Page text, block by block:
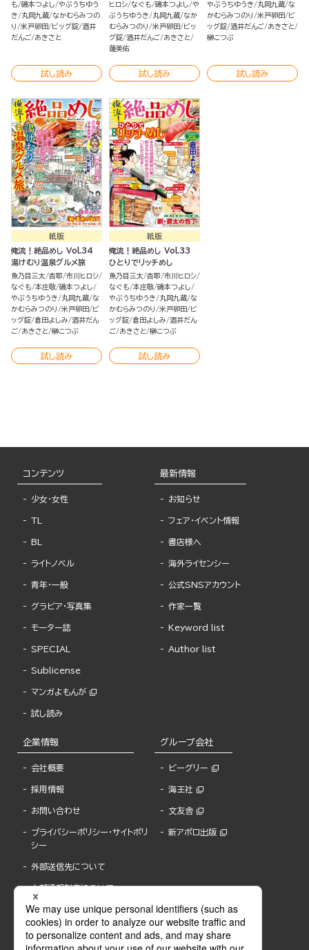
も 磯本つよし やぶうちゆう
き
丸岡九蔵 なかむらみつの
り
米戸卵田 ビッグ錠 酒井
だんご あきさと
試し読み
ヒロシ なぐも 磯本つよし や
ぶうちゆうき
丸岡九蔵 なか
むらみつのり
米戸卵田
ビッ
グ錠 酒井だんご あきさと
薩美佑
試し読み
やぶうちゆうき
丸岡九蔵 な
かむらみつのり
米戸卵田
ビ
ッグ錠 酒井だんご あきさと
榊こつぶ
試し読み
紙版
俺流！絶品めし Vol.34
湯けむり温泉グルメ旅
魚乃目三太 杏耶 市川ヒロシ
なぐも 本庄敬 磯本つよし
やぶうちゆうき
丸岡九蔵 な
かむらみつのり
米戸卵田
ビ
ッグ錠 倉田よしみ 酒井だん
ご あきさと 榊こつぶ
試し読み
紙版
俺流！絶品めし Vol.33
ひとりでリッチめし
魚乃目三太 杏耶 市川ヒロシ
なぐも 本庄敬 磯本つよし
やぶうちゆうき
丸岡九蔵 な
かむらみつのり
米戸卵田
ビ
ッグ錠 倉田よしみ 酒井だん
ご あきさと 榊こつぶ
試し読み
コンテンツ
少女・女性
TL
BL
ライトノベル
青年・一般
グラビア・写真集
モーター誌
SPECIAL
Sublicense
マンガよもんが
試し読み
最新情報
お知らせ
フェア・イベント情報
書店様へ
海外ライセンシー
公式SNSアカウント
作家一覧
Keyword list
Author list
企業情報
会社概要
採用情報
お問い合わせ
プライバシーポリシー・サイトポリ
シー
外部送信先について
内部通報制度について
グループ会社
ビーグリー
海王社
文友舎
新アポロ出版